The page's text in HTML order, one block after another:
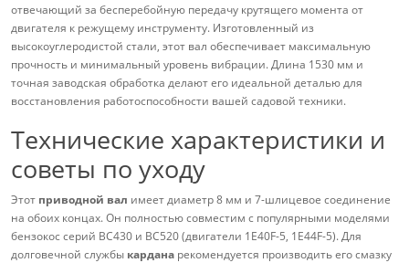
отвечающий за бесперебойную передачу крутящего момента от
двигателя к режущему инструменту. Изготовленный из
высокоуглеродистой стали, этот вал обеспечивает максимальную
прочность и минимальный уровень вибрации. Длина 1530 мм и
точная заводская обработка делают его идеальной деталью для
восстановления работоспособности вашей садовой техники.
Технические характеристики и
советы по уходу
Этот приводной вал имеет диаметр 8 мм и 7-шлицевое соединение
на обоих концах. Он полностью совместим с популярными моделями
бензокос серий BC430 и BC520 (двигатели 1E40F-5, 1E44F-5). Для
долговечной службы кардана рекомендуется производить его смазку